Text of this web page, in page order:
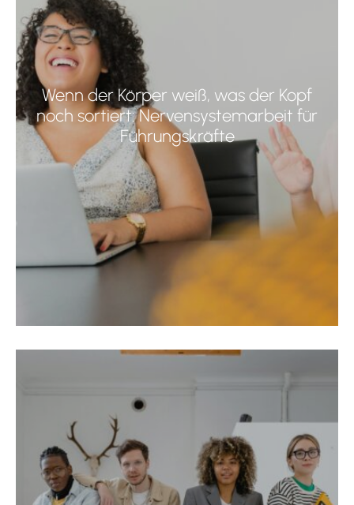
Wenn der Körper weiß, was der Kopf
noch sortiert: Nervensystemarbeit für
Führungskräfte